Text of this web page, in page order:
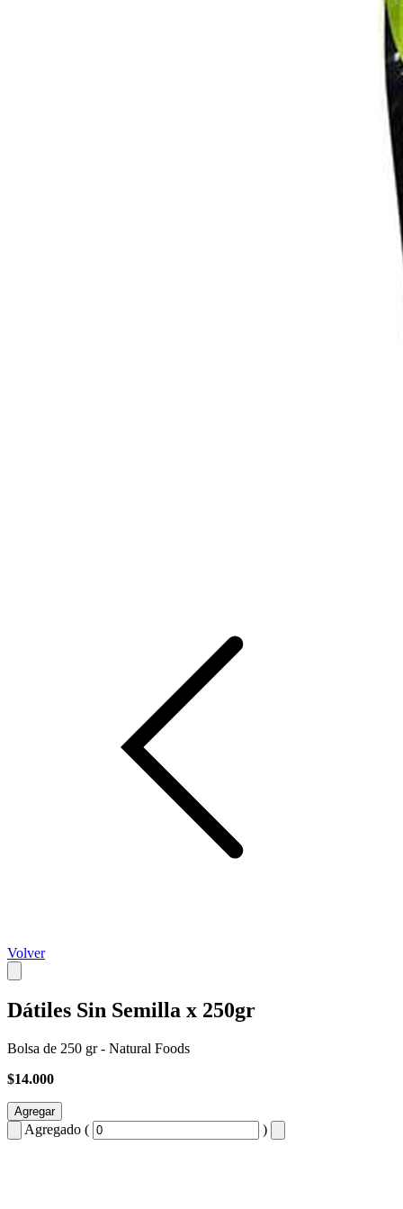
Volver
Dátiles Sin Semilla x 250gr
Bolsa de 250 gr - Natural Foods
$14.000
Agregar
Agregado ( )